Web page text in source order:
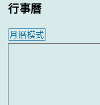
行事曆
月曆模式